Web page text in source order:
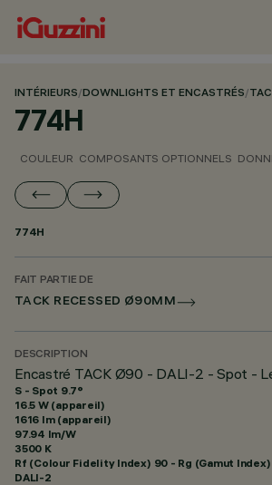
INTÉRIEURS/DOWNLIGHTS ET ENCASTRÉS/
774H
COULEUR COMPOSANTS OPTIONNELS
774H
FAIT PARTIE DE
TACK RECESSED Ø90MM
DESCRIPTION
Encastré TACK Ø90 - DALI-2 - Spot -
S - Spot 9.7°
16.5 W (appareil)
1616 lm (appareil)
97.94 lm/W
3500 K
Rf (Colour Fidelity Index) 90 - Rg (Gamut Index)
DALI-2